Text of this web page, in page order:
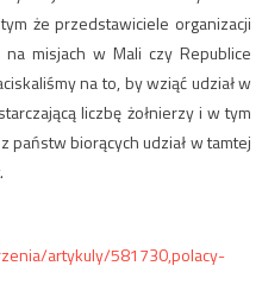
że przedstawiciele organizacji
misjach w Mali czy Republice
na to, by wziąć udział w
liczbę żołnierzy i w tym
państw biorących udział w tamtej
artykuly/581730,polacy-